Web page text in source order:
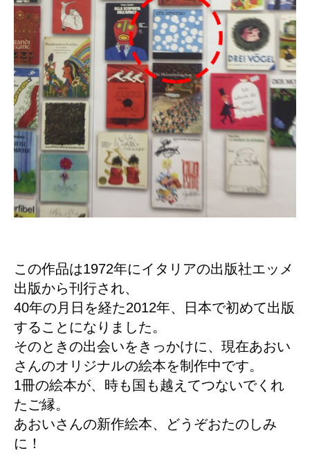
この作品は1972年にイタリアの出版社エッメ
出版から刊行され、
40年の月日を経た2012年、日本で初めて出版
することになりました。
そのときの出会いをきっかけに、現在あおい
さんのオリジナルの絵本を制作中です。
1冊の絵本が、時も国も越えてつないでくれ
たご縁。
あおいさんの新作絵本、どうぞおたのしみ
に！